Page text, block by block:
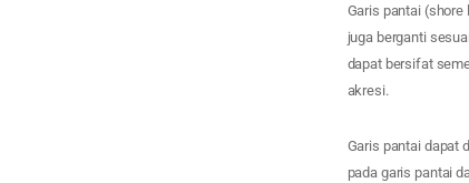
Garis pantai
juga berganti
dapat bersifat
akresi.
Garis pantai dapat
pada garis pantai